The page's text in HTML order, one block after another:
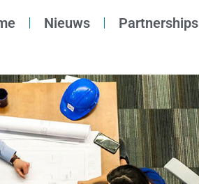
Nieuws Partnerships